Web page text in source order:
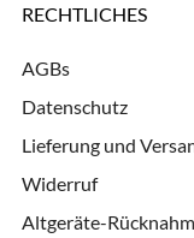
RECHTLICHES
AGBs
Datenschutz
Lieferung und
Widerruf
Altgeräte-